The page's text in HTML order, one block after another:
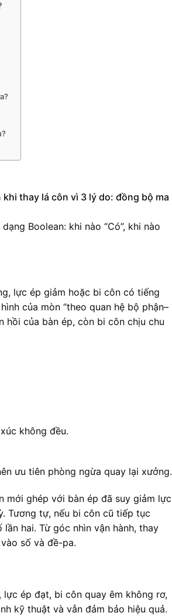
thay lá côn vì 3 lý do: đồng bộ ma
Boolean: khi nào “Có”, khi nào
lực ép giảm hoặc bi côn có tiếng
của mòn “theo quan hệ bộ phận–
hồi của bàn ép, còn bi côn chịu chu
không đều.
ưu tiên phòng ngừa quay lại xưởng.
mới ghép với bàn ép đã suy giảm lực
Tương tự, nếu bi côn cũ tiếp tục
hai. Từ góc nhìn vận hành, thay
số và đề-pa.
lực ép đạt, bi côn quay êm không rơ,
kỹ thuật và vẫn đảm bảo hiệu quả.